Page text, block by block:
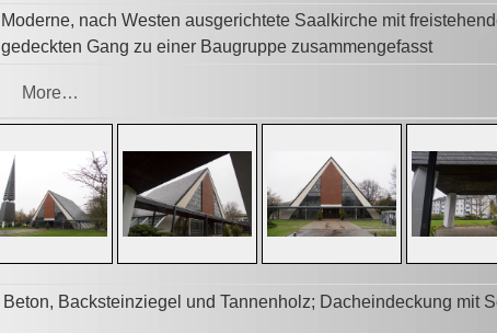
Moderne, nach Westen ausgerichtete Saalkirche mit
gedeckten Gang zu einer Baugruppe zusammengefasst
More…
Beton, Backsteinziegel und Tannenholz; Dacheindeckung mit